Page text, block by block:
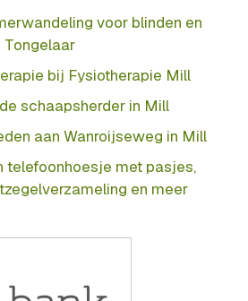
voor blinden en
bij Fysiotherapie Mill
schaapsherder in Mill
aan Wanroijseweg in Mill
telefoonhoesje met pasjes,
en meer